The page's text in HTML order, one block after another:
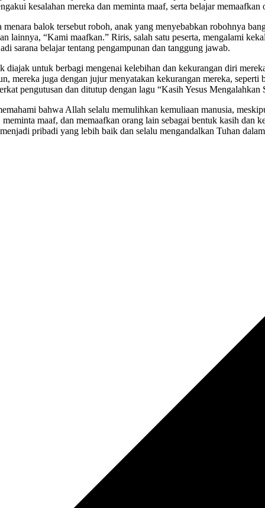
kesalahan mereka dan meminta maaf, serta belajar memaafkan
balok tersebut roboh, anak yang menyebabkan robohnya
lainnya, “Kami maafkan.” Riris, salah satu peserta, mengalami
sarana belajar tentang pengampunan dan tanggung jawab.
diajak untuk berbagi mengenai kelebihan dan kekurangan diri
mereka juga dengan jujur menyatakan kekurangan mereka,
pengutusan dan ditutup dengan lagu “Kasih Yesus Mengalahkan
bahwa Allah selalu memulihkan kemuliaan manusia,
maaf, dan memaafkan orang lain sebagai bentuk kasih dan
pribadi yang lebih baik dan selalu mengandalkan Tuhan